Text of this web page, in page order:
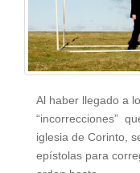
Al haber llegado a
“incorrecciones”
iglesia de Corinto,
epístolas para